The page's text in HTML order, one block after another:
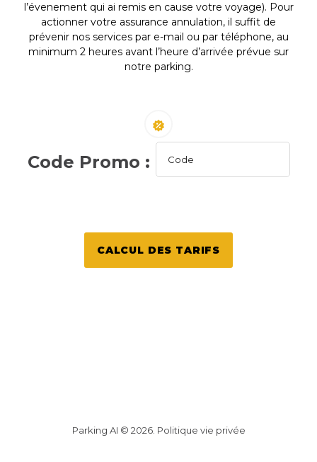
l’évenement qui ai remis en cause votre voyage). Pour
actionner votre assurance annulation, il suffit de
prévenir nos services par e-mail ou par téléphone, au
minimum 2 heures avant l’heure d’arrivée prévue sur
notre parking.
Code Promo :
CALCUL DES TARIFS
Parking AI © 2026. Politique vie privée